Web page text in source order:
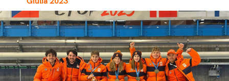
Sportonderzoek
Sportakkoord II
Game Changer
Veilige en integere sport
Diversiteit en inclusie
Gezonde sportomgeving
Duurzaamheid
Bekwaam sportkader
TeamNL Academie Kalender
Kennisaanbod TeamNL Experts
TeamNL Sport Science Centre